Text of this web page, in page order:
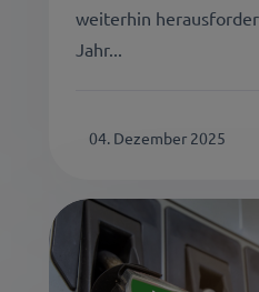
weiterhin
Jahr...
04. Dezember 2025